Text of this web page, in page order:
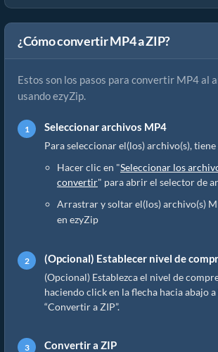
¿Cómo convertir MP4 a ZIP?
Estos son los pasos para convertir MP4 al
usando ezyZip.
Seleccionar archivos MP4
Para seleccionar el(los) archivo(s),
Hacer clic en "Seleccionar los
convertir" para abrir el selector de
Arrastrar y soltar el(los) archivo(s)
en ezyZip
(Opcional) Establecer nivel de
(Opcional) Establezca el nivel de
haciendo click en la flecha hacia abajo
“Convertir a ZIP”.
Convertir a ZIP